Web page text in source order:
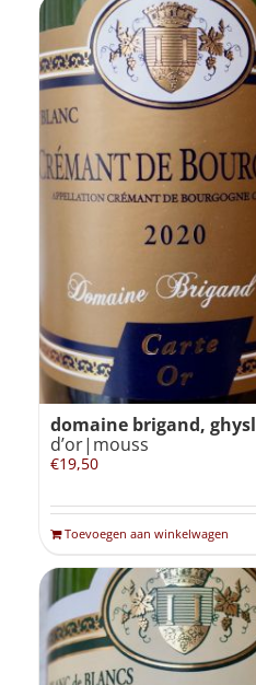
domaine brigand,
d’or|mouss
€19,50
Toevoegen aan winkelwagen